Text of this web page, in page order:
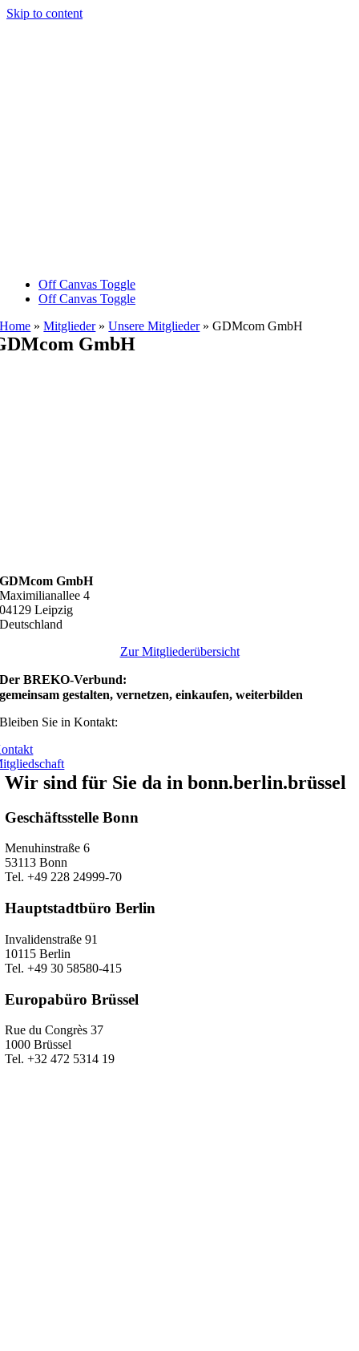
Skip to content
Off Canvas Toggle
Off Canvas Toggle
Home »Mitglieder»Unsere Mitglieder»GDMcom GmbH
GmbH
GDMcom GmbH
Maximilianallee 4
04129 Leipzig
Deutschland
Zur Mitgliederübersicht
Der BREKO-Verbund:
gemeinsam gestalten, vernetzen, einkaufen, weiterbilden
Bleiben Sie in Kontakt:
Wir sind für Sie da in bonn.berlin.brüssel
Geschäftsstelle Bonn
Menuhinstraße 6
53113 Bonn
Tel. +49 228 24999-70
Hauptstadtbüro Berlin
Invalidenstraße 91
10115 Berlin
Tel. +49 30 58580-415
Europabüro Brüssel
Rue du Congrès 37
1000 Brüssel
Tel. +32 472 5314 19